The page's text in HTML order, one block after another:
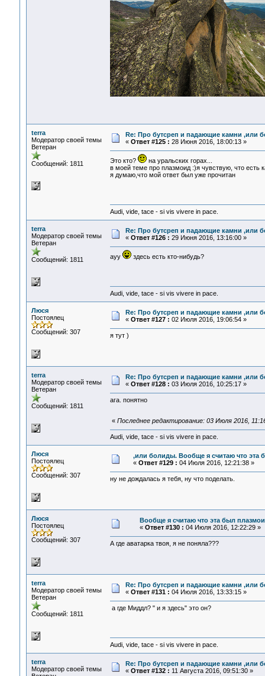
terra
Модератор своей темы
Ветеран
Сообщений: 1811
Re: Про бутсреп и падающие камни ,или
« Ответ #125 : 28 Июня 2016, 18:00:13 »
Это кто?
на уральских горах...
в моей теме про плазмоид :)я чувствую, что есть
я думаю,что мой ответ был уже прочитан
Audi, vide, tace - si vis vivere in pace.
terra
Модератор своей темы
Ветеран
Сообщений: 1811
Re: Про бутсреп и падающие камни ,или
« Ответ #126 : 29 Июня 2016, 13:16:00 »
ауу здесь есть кто-нибудь?
Audi, vide, tace - si vis vivere in pace.
Люся
Постоялец
Сообщений: 307
Re: Про бутсреп и падающие камни ,или
« Ответ #127 : 02 Июля 2016, 19:06:54 »
я тут )
terra
Модератор своей темы
Ветеран
Сообщений: 1811
Re: Про бутсреп и падающие камни ,или
« Ответ #128 : 03 Июля 2016, 10:25:17 »
ага. понятно
« Последнее редактирование: 03 Июля 2016,
Audi, vide, tace - si vis vivere in pace.
Люся
Постоялец
Сообщений: 307
,или болиды. Вообще я считаю что эта
« Ответ #129 : 04 Июля 2016, 12:21:38 »
ну не дождалась я тебя, ну что поделать.
Люся
Постоялец
Сообщений: 307
Вообще я считаю что эта был
« Ответ #130 : 04 Июля 2016, 12:22:29 »
А где аватарка твоя, я не поняла???
terra
Модератор своей темы
Ветеран
Сообщений: 1811
Re: Про бутсреп и падающие камни ,или
« Ответ #131 : 04 Июля 2016, 13:33:15 »
а где Миддл? " и я здесь" это он?
Audi, vide, tace - si vis vivere in pace.
terra
Модератор своей темы
Re: Про бутсреп и падающие камни ,или
« Ответ #132 : 11 Августа 2016, 09:51:30 »